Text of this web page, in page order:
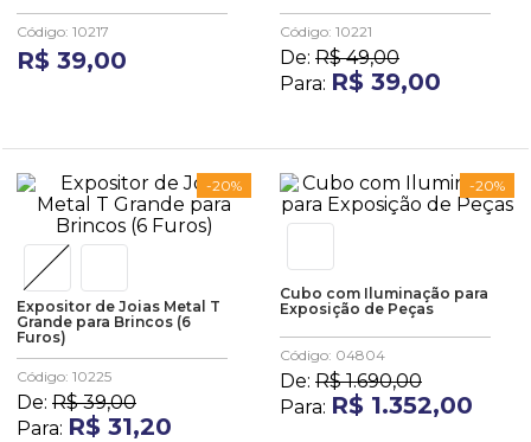
Código: 10217
R$ 39,00
Código: 10221
De: R$ 49,00
Para: R$ 39,00
-20%
Expositor de Joias Metal T
Grande para Brincos (6
Furos)
Código: 10225
De: R$ 39,00
Para: R$ 31,20
-20%
Cubo com Iluminação para
Exposição de Peças
Código: 04804
De: R$ 1.690,00
Para: R$ 1.352,00